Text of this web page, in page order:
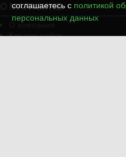
О МАГАЗИНЕ
О компании
Как нас найти
соглашаетесь с политикой
персональных данных